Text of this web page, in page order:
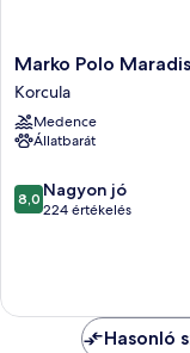
Marko
Polo
Maradiso
Hotel
by
Korcula
Marko Polo
Korcula
Medence
Állatbarát
8.0
ennyiből:
értékelés
8,0 Nagyon jó
224 értékelés
Hasonló